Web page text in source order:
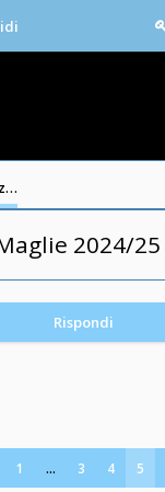
Piazza della Libertà
2024/25
Rispondi
1 … 3 4 5